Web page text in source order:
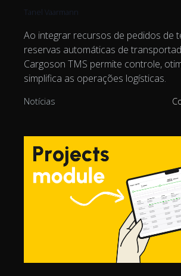
Tanel Vaarmann
Ao integrar recursos de pedidos de
reservas automáticas de
Cargoson TMS permite controle,
simplifica as operações logísticas.
Notícias